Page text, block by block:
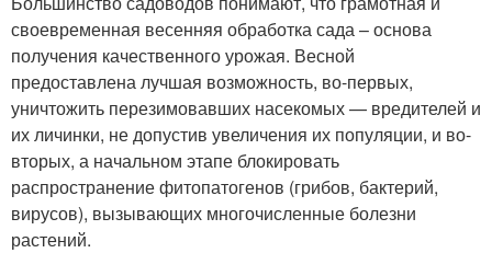
своевременная весенняя обработка сада – основа
получения качественного урожая. Весной
предоставлена лучшая возможность, во-первых,
уничтожить перезимовавших насекомых — вредителей и
их личинки, не допустив увеличения их популяции, и во-
вторых, а начальном этапе блокировать
распространение фитопатогенов (грибов, бактерий,
вирусов), вызывающих многочисленные болезни
растений.